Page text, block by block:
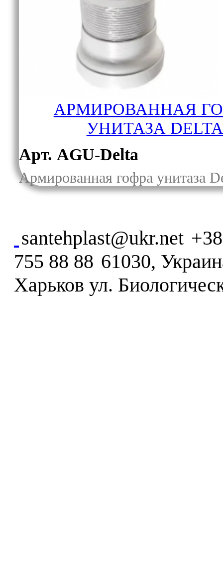
АРМИРОВАННАЯ
УНИТАЗА DELTA
Арт. AGU-Delta
Армированная гофра унитаза
santehplast@ukr.net
755 88 88 61030,
Харьков ул.